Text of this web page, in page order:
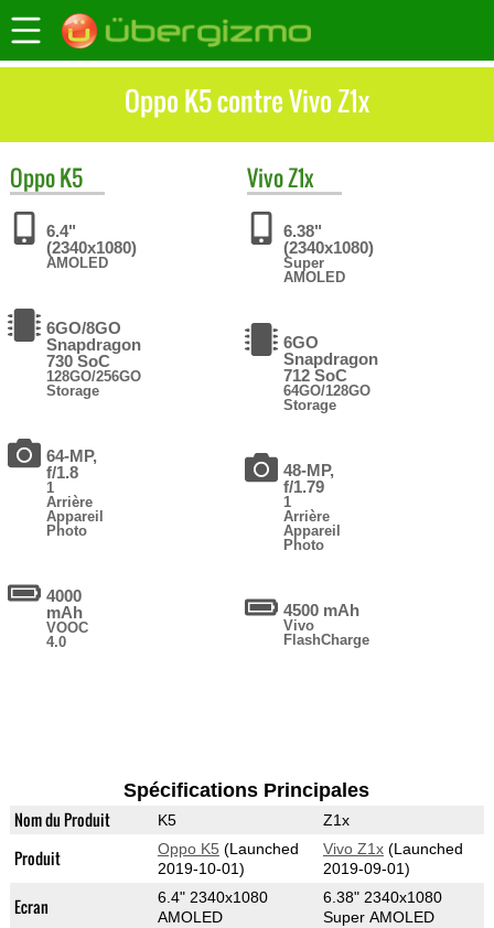
Oppo K5 contre Vivo Z1x
OppoK5
6.4"
(2340x1080)
AMOLED
6GO/8GO
Snapdragon
730 SoC
128GO/256GO
Storage
64-MP,
f/1.8
1
Arrière
Appareil
Photo
4000
mAh
VOOC
4.0
VivoZ1x
6.38"
(2340x1080)
Super
AMOLED
6GO
Snapdragon
712 SoC
64GO/128GO
Storage
48-MP,
f/1.79
1
Arrière
Appareil
Photo
4500 mAh
Vivo
FlashCharge
Spécifications Principales
Nom du Produit K5 Z1x
Produit Oppo K5 (Launched
2019-10-01)
Vivo Z1x(Launched
2019-09-01)
Ecran
6.4" 2340x1080
AMOLED
6.38" 2340x1080
Super AMOLED